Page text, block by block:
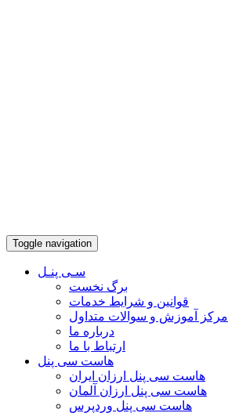
Toggle navigation
سـی پنـل
برگ نخست
قوانین و شرایط خدمات
مرکز آموزش و سوالات متداول
درباره ما
ارتباط با ما
هاست سی پنل
هاست سی پنل ارزان ایران
هاست سی پنل ارزان آلمان
هاست سی پنل وردپرس